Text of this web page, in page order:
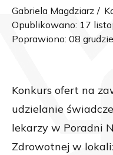
Gabriela Magdziarz
Opublikowano: 17
Poprawiono: 08
Konkurs ofert na
udzielanie
lekarzy w Poradni
Zdrowotnej w